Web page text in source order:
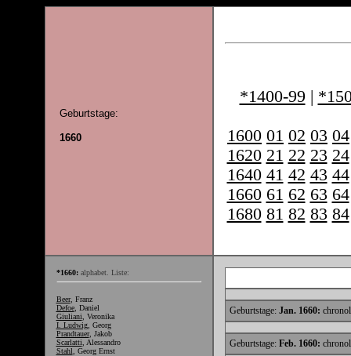
Geburtstage:
1660
*1400-99 |
1600 01 02 03 04
1620 21 22 23 24
1640 41 42 43 44
1660 61 62 63 64
1680 81 82 83 84
*1660:alphabet. Liste:
Beer, Franz
Defoe, Daniel
Giuliani , Veronika
I. Ludwig, Georg
Prandtauer, Jakob
Scarlatti , Alessandro
Stahl , Georg Ernst
Geburtstage: Jan. 1660:
Geburtstage: Feb. 1660: